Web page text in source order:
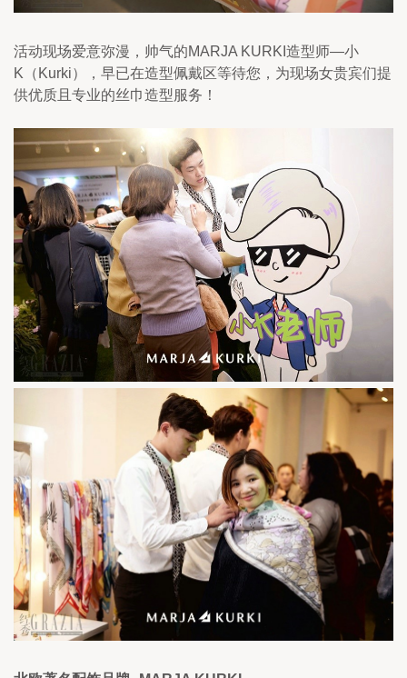
活动现场爱意弥漫，帅气的MARJA KURKI造型师—小
K（Kurki），早已在造型佩戴区等待您，为现场女贵宾们提
供优质且专业的丝巾造型服务！